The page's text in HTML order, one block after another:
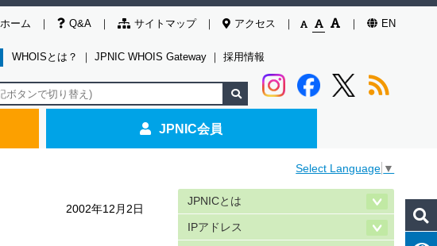
ホーム Q&A サイトマップ アクセス EN
WHOISとは？ ｜ JPNIC WHOIS Gateway ｜ 採用情報
JPNIC会員
Select Language ▼
2002年12月2日
JPNICとは
IPアドレス